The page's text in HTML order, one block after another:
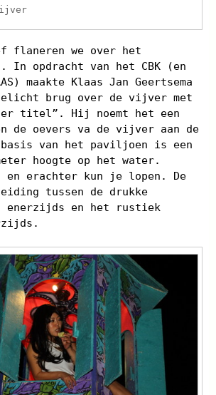
flaneren we over het
opdracht van het CBK (en
maakte Klaas Jan Geertsema
brug over de vijver met
titel”. Hij noemt het een
de oevers va de vijver aan de
van het paviljoen is een
hoogte op het water.
en erachter kun je lopen. De
tussen de drukke
enerzijds en het rustiek